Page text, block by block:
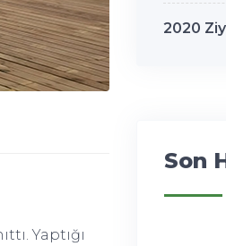
Yaptığı
2020
Son